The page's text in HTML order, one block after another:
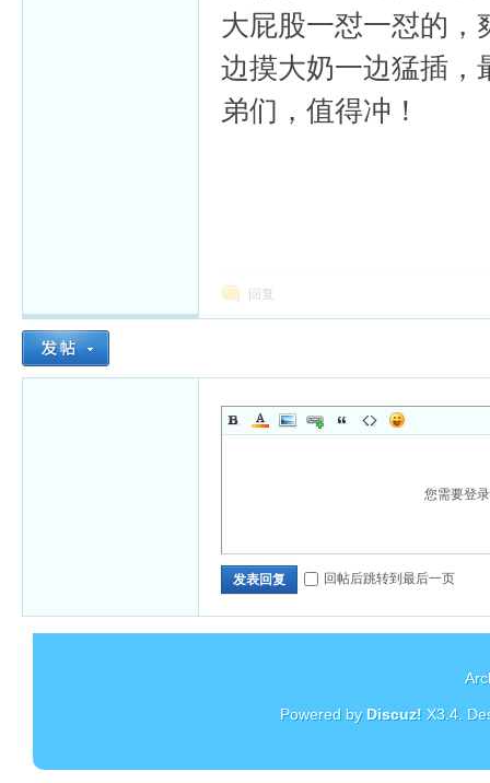
大屁股一怼一怼的，
边摸大奶一边猛插，
弟们，值得冲！
回复
您需要登
发表回复 回帖后跳转到最后一页
Powered by Discuz! X3.4.